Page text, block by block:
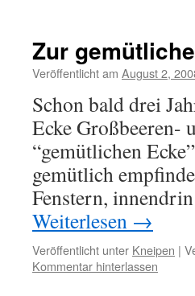
Zur
Veröffentlicht am August 2,
Schon bald drei
Ecke Großbeeren-
“gemütlichen
gemütlich
Fenstern,
Weiterlesen →
Veröffentlicht unter Kneipen |
Kommentar hinterlassen